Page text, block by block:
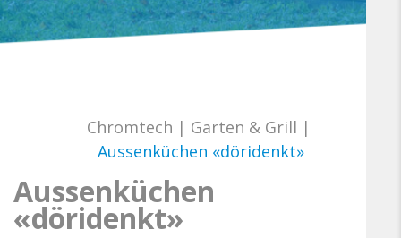
Chromtech | Garten & Grill |
Aussenküchen «döridenkt»
Aussenküchen
«döridenkt»